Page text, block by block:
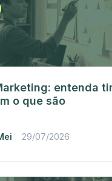
entenda
o que são
29/07/2026